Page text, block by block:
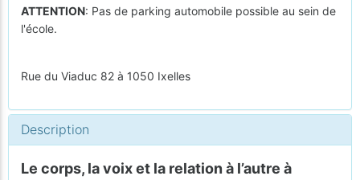
ATTENTION: Pas de parking automobile possible au sein de
l'école.
Rue du Viaduc 82 à 1050 Ixelles
Description
Le corps, la voix et la relation à l’autre à